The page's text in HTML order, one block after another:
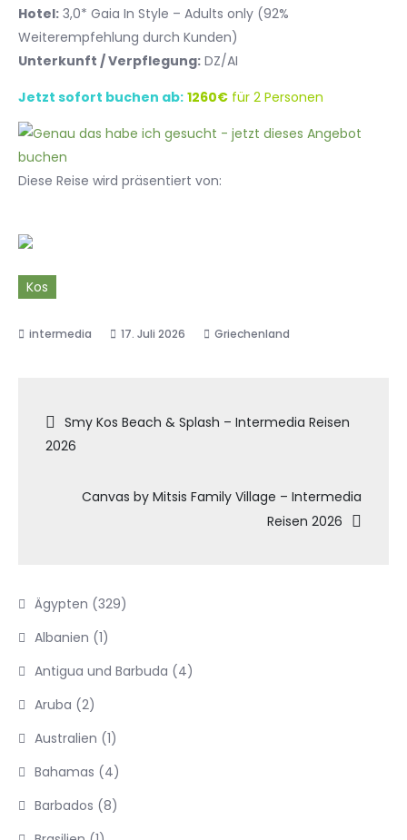
Hotel: 3,0* Gaia In Style – Adults only (92%
Weiterempfehlung durch Kunden)
Unterkunft / Verpflegung: DZ/AI
Jetzt sofort buchen ab: 1260€ für 2 Personen
Diese Reise wird präsentiert von:
Kos
17. Juli 2026 Griechenland
Beitragsnavigation
Smy Kos Beach & Splash – Intermedia Reisen
2026
Canvas by Mitsis Family Village – Intermedia
Reisen 2026
Ägypten (329)
Albanien (1)
Antigua und Barbuda (4)
Aruba (2)
Australien (1)
Bahamas (4)
Barbados (8)